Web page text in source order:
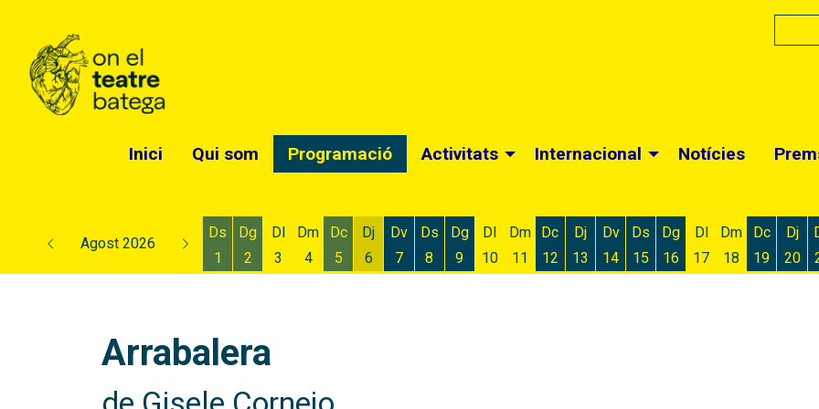
Inici Qui som Programació Activitats Internacional Notícies
Agost 2026
Ds
1
Dg
2
Dl
3
Dm
4
Dc
5
Dj
6
Dv
7
Ds
8
Dg
9
Dl
10
Dm
11
Dc
12
Dj
13
Dv
14
Ds
15
Dg
16
Dl
17
Dm
18
Dc
19
Dj
20
Arrabalera